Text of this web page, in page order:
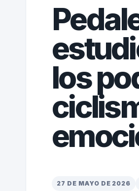
los
27 DE MAYO DE 2026